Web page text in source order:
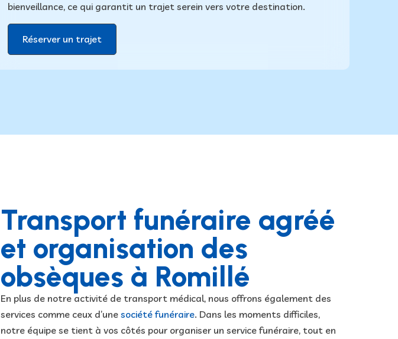
bienveillance, ce qui garantit un trajet serein vers votre destination.
Réserver un trajet
Transport funéraire agréé
et organisation des
obsèques à Romillé
En plus de notre activité de transport médical, nous offrons également des
services comme ceux d’une société funéraire. Dans les moments difficiles,
notre équipe se tient à vos côtés pour organiser un service funéraire, tout en